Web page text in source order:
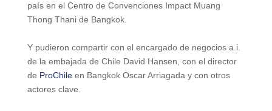
país en el Centro de Convenciones Impact Muang
Thong Thani de Bangkok.
Y pudieron compartir con el encargado de negocios a.i.
de la embajada de Chile David Hansen, con el director
de ProChileen Bangkok Oscar Arriagada y con otros
actores clave.